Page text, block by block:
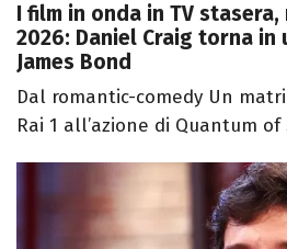
I film in onda in TV
2026: Daniel Craig torna in
James Bond
Dal romantic-comedy Un
Rai 1 all’azione di Quantum of